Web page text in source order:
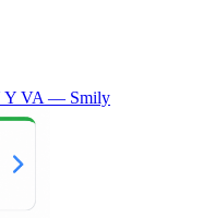
Y VA — Smily